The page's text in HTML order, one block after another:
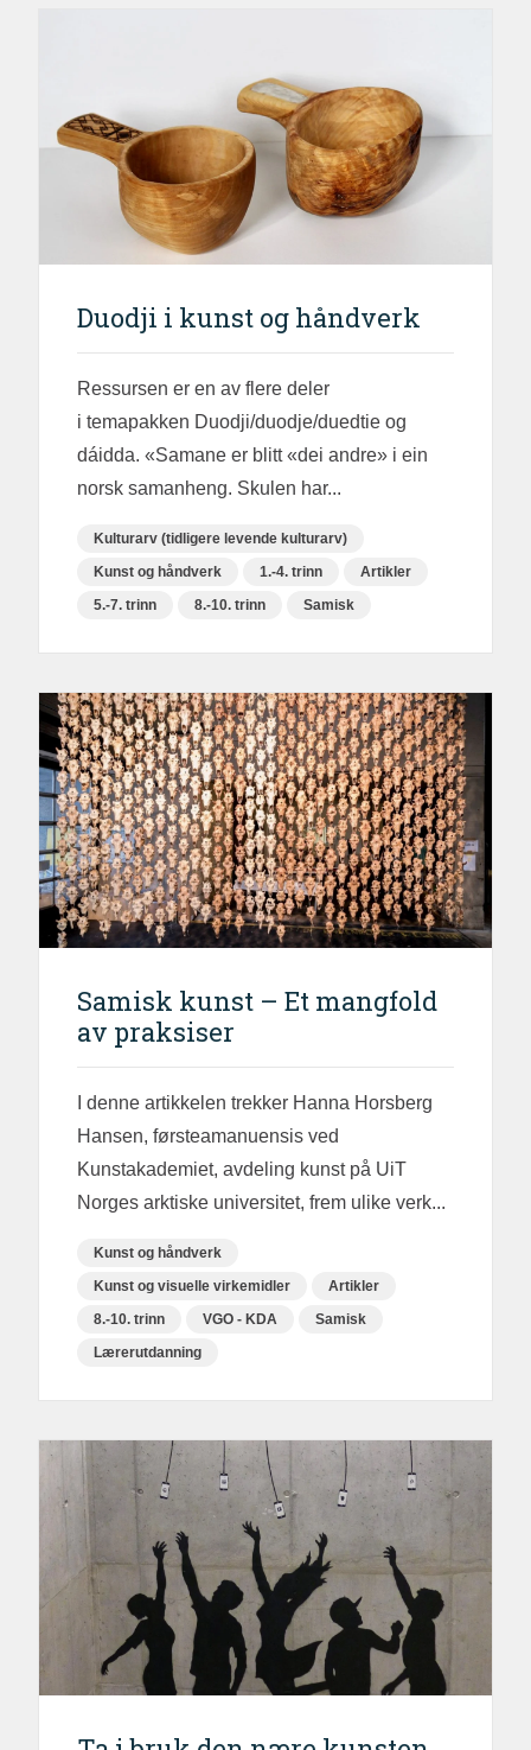
Duodji i kunst og håndverk
Ressursen er en av flere deler
i temapakken Duodji/duodje/duedtie og
dáidda. «Samane er blitt «dei andre» i ein
norsk samanheng. Skulen har...
Kulturarv (tidligere levende kulturarv)
Kunst og håndverk
1.-4. trinn
Artikler
5.-7. trinn
8.-10. trinn Samisk
Samisk kunst – Et mangfold
av praksiser
I denne artikkelen trekker Hanna Horsberg
Hansen, førsteamanuensis ved
Kunstakademiet, avdeling kunst på UiT
Norges arktiske universitet, frem ulike verk...
Kunst og håndverk
Kunst og visuelle virkemidler
Artikler
8.-10. trinn
VGO - KDA
Samisk
Lærerutdanning